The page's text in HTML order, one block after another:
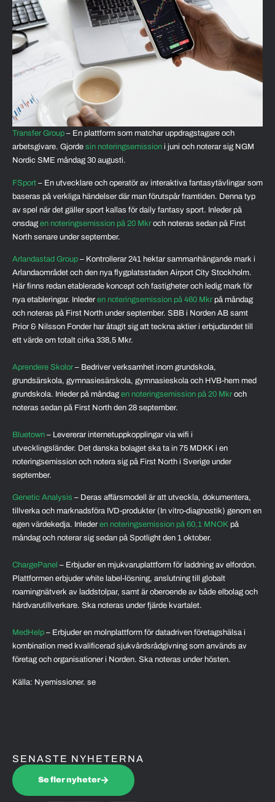
Transfer Group – En plattform som matchar uppdragstagare och
arbetsgivare. Gjorde sin noteringsemission i juni och noterar sig NGM
Nordic SME måndag 30 augusti.
FSport – En utvecklare och operatör av interaktiva fantasytävlingar som
baseras på verkliga händelser där man förutspår framtiden. Denna typ
av spel när det gäller sport kallas för daily fantasy sport. Inleder på
onsdag en noteringsemission på 20 Mkr och noteras sedan på First
North senare under september.
Arlandastad Group – Kontrollerar 241 hektar sammanhängande mark i
Arlandaområdet och den nya flygplatsstaden Airport City Stockholm.
Här finns redan etablerade koncept och fastigheter och ledig mark för
nya etableringar. Inlederen noteringsemission på 460 Mkr på måndag
och noteras på First North under september. SBB i Norden AB samt
Prior & Nilsson Fonder har åtagit sig att teckna aktier i erbjudandet till
ett värde om totalt cirka 338,5 Mkr.
Aprendere Skolor – Bedriver verksamhet inom grundskola,
grundsärskola, gymnasiesärskola, gymnasieskola och HVB-hem med
grundskola. Inleder på måndag en noteringsemission på 20 Mkr och
noteras sedan på First North den 28 september.
Bluetown – Levererar internetuppkopplingar via wifi i
utvecklingsländer. Det danska bolaget ska ta in 75 MDKK i en
noteringsemission och notera sig på First North i Sverige under
september.
Genetic Analysis – Deras affärsmodell är att utveckla, dokumentera,
tillverka och marknadsföra IVD-produkter (In vitro-diagnostik) genom en
egen värdekedja. Inlederen noteringsemission på 60,1 MNOK på
måndag och noterar sig sedan på Spotlight den 1 oktober.
ChargePanel – Erbjuder en mjukvaruplattform för laddning av elfordon.
Plattformen erbjuder white label-lösning, anslutning till globalt
roamingnätverk av laddstolpar, samt är oberoende av både elbolag och
hårdvarutillverkare. Ska noteras under fjärde kvartalet.
MedHelp – Erbjuder en molnplattform för datadriven företagshälsa i
kombination med kvalificerad sjukvårdsrådgivning som används av
företag och organisationer i Norden. Ska noteras under hösten.
Källa: Nyemissioner. se
SENASTE NYHETERNA
Se fler nyheter